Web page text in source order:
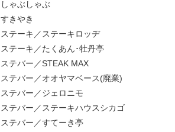
しゃぶしゃぶ
すきやき
ステーキ／ステーキロッヂ
ステーキ／たくあん･牡丹亭
ステバー／STEAK MAX
ステバー／オオヤマベース(廃業)
ステバー／ジェロニモ
ステバー／ステーキハウスシカゴ
ステバー／すてーき亭